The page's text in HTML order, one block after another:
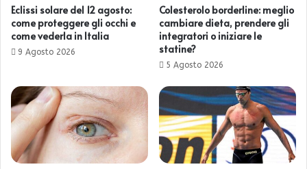
Eclissi solare del 12 agosto:
come proteggere gli occhi e
come vederla in Italia
9 Agosto 2026
Colesterolo borderline: meglio
cambiare dieta, prendere gli
integratori o iniziare le
statine?
5 Agosto 2026